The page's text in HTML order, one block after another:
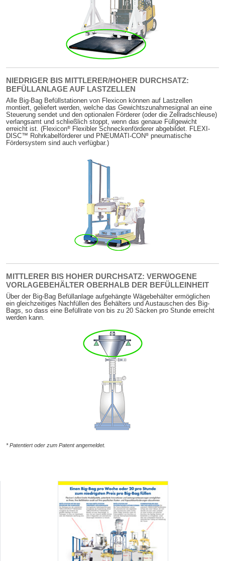
NIEDRIGER BIS MITTLERER/HOHER DURCHSATZ:
BEFÜLLANLAGE AUF LASTZELLEN
Alle Big-Bag Befüllstationen von Flexicon können auf Lastzellen
montiert, geliefert werden, welche das Gewichtszunahmesignal an eine
Steuerung sendet und den optionalen Förderer (oder die Zellradschleuse)
verlangsamt und schließlich stoppt, wenn das genaue Füllgewicht
erreicht ist. (Flexicon® Flexibler Schneckenförderer abgebildet. FLEXI-
DISC™ Rohrkabelförderer und PNEUMATI-CON® pneumatische
Fördersystem sind auch verfügbar.)
MITTLERER BIS HOHER DURCHSATZ: VERWOGENE
VORLAGEBEHÄLTER OBERHALB DER BEFÜLLEINHEIT
Über der Big-Bag Befüllanlage aufgehängte Wägebehälter ermöglichen
ein gleichzeitiges Nachfüllen des Behälters und Austauschen des Big-
Bags, so dass eine Befüllrate von bis zu 20 Säcken pro Stunde erreicht
werden kann.
* Patentiert oder zum Patent angemeldet.